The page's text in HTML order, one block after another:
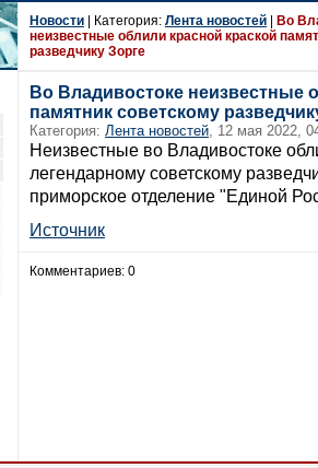
Новости | Категория: Лента новостей
Во
неизвестные облили красной краской
разведчику Зорге
Во Владивостоке неизвестные
памятник советскому
Категория: Лента новостей, 12 мая 2022,
Неизвестные во Владивостоке
легендарному советскому
приморское отделение "Единой
Источник
Комментариев: 0